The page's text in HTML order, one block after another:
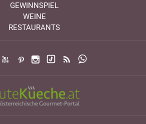
GEWINNSPIEL
WEINE
RESTAURANTS